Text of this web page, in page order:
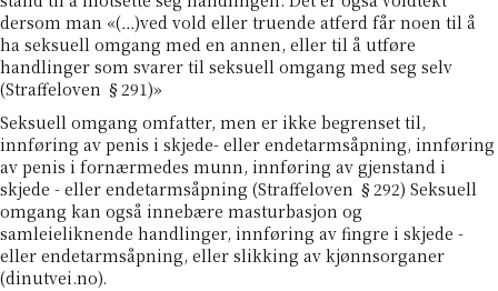
dersom man «(…)ved vold eller truende atferd får noen til å
ha seksuell omgang med en annen, eller til å utføre
handlinger som svarer til seksuell omgang med seg selv
(Straffeloven §291)»
Seksuell omgang omfatter, men er ikke begrenset til,
innføring av penis i skjede- eller endetarmsåpning, innføring
av penis i fornærmedes munn, innføring av gjenstand i
skjede - eller endetarmsåpning (Straffeloven §292) Seksuell
omgang kan også innebære masturbasjon og
samleieliknende handlinger, innføring av fingre i skjede -
eller endetarmsåpning, eller slikking av kjønnsorganer
(dinutvei.no).